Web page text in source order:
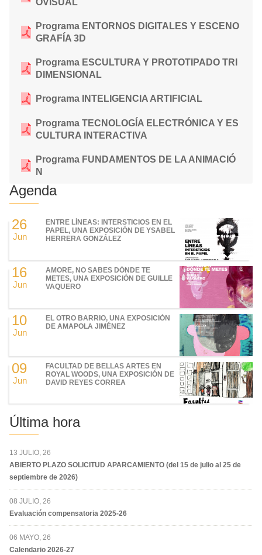
OVISUAL
Programa ENTORNOS DIGITALES Y ESCENO
GRAFÍA 3D
Programa ESCULTURA Y PROTOTIPADO TRI
DIMENSIONAL
Programa INTELIGENCIA ARTIFICIAL
Programa TECNOLOGÍA ELECTRÓNICA Y ES
CULTURA INTERACTIVA
Programa FUNDAMENTOS DE LA ANIMACIÓ
N
Agenda
26
Jun
ENTRE LÍNEAS: INTERSTICIOS EN EL
PAPEL, UNA EXPOSICIÓN DE YSABEL
HERRERA GONZÁLEZ
16
Jun
AMORE, NO SABES DÓNDE TE
METES, UNA EXPOSICIÓN DE GUILLE
VAQUERO
10
Jun
EL OTRO BARRIO, UNA EXPOSICIÓN
DE AMAPOLA JIMÉNEZ
09
Jun
FACULTAD DE BELLAS ARTES EN
ROYAL WOODS, UNA EXPOSICIÓN DE
DAVID REYES CORREA
Última hora
13 JULIO, 26
ABIERTO PLAZO SOLICITUD APARCAMIENTO (del 15 de julio al 25 de
septiembre de 2026)
08 JULIO, 26
Evaluación compensatoria 2025-26
06 MAYO, 26
Calendario 2026-27